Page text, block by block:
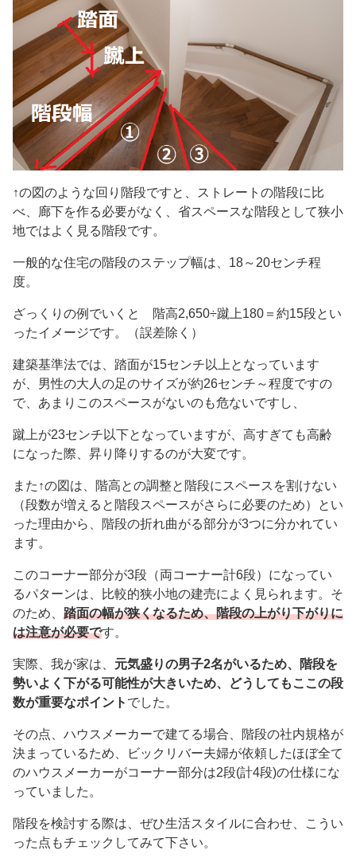
↑の図のような回り階段ですと、ストレートの階段に比
べ、廊下を作る必要がなく、省スペースな階段として狭小
地ではよく見る階段です。
一般的な住宅の階段のステップ幅は、18～20センチ程
度。
ざっくりの例でいくと 階高2,650÷蹴上180＝約15段とい
ったイメージです。（誤差除く）
建築基準法では、踏面が15センチ以上となっています
が、男性の大人の足のサイズが約26センチ～程度ですの
で、あまりこのスペースがないのも危ないですし、
蹴上が23センチ以下となっていますが、高すぎても高齢
になった際、昇り降りするのが大変です。
また↑の図は、階高との調整と階段にスペースを割けない
（段数が増えると階段スペースがさらに必要のため）とい
った理由から、階段の折れ曲がる部分が3つに分かれてい
ます。
このコーナー部分が3段（両コーナー計6段）になってい
るパターンは、比較的狭小地の建売によく見られます。そ
のため、 踏面の幅が狭くなるため、階段の上がり下がりに
は注意が必要です。
実際、我が家は、 元気盛りの男子2名がいるため、階段を
勢いよく下がる可能性が大きいため、どうしてもここの段
数が重要なポイント でした。
その点、ハウスメーカーで建てる場合、階段の社内規格が
決まっているため、ビックリバー夫婦が依頼したほぼ全て
のハウスメーカーがコーナー部分は2段(計4段)の仕様にな
っていました。
階段を検討する際は、ぜひ生活スタイルに合わせ、こうい
った点もチェックしてみて下さい。